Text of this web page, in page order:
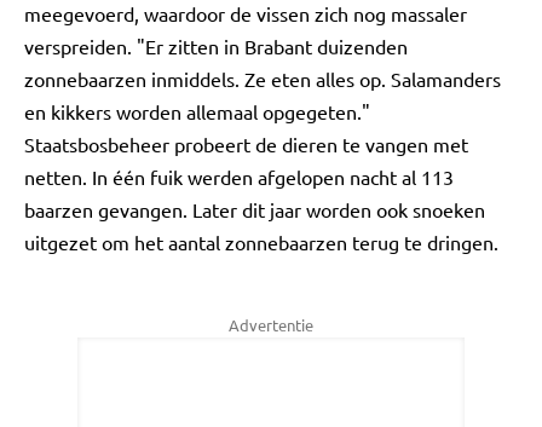
meegevoerd, waardoor de vissen zich nog massaler
verspreiden. "Er zitten in Brabant duizenden
zonnebaarzen inmiddels. Ze eten alles op. Salamanders
en kikkers worden allemaal opgegeten."
Staatsbosbeheer probeert de dieren te vangen met
netten. In één fuik werden afgelopen nacht al 113
baarzen gevangen. Later dit jaar worden ook snoeken
uitgezet om het aantal zonnebaarzen terug te dringen.
Advertentie